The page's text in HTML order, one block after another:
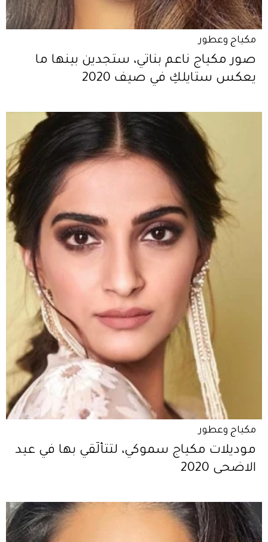
مكياج وعطور
صور مكياج ناعم بناتي، ستجدين بينها ما
يعكس ستايلكِ في صيف 2020
مكياج وعطور
موديلات مكياج سموكي، لتتألّقي بها في عيد
الاضحى 2020